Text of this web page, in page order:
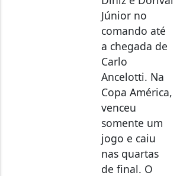
Júnior no
comando até
a chegada de
Carlo
Ancelotti. Na
Copa América,
venceu
somente um
jogo e caiu
nas quartas
de final. O